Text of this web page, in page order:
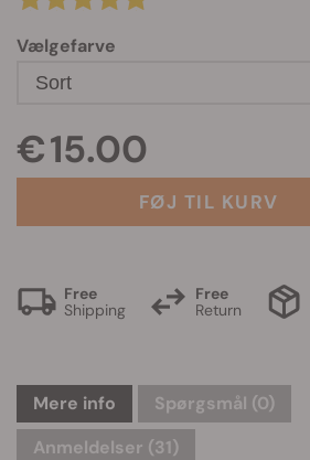
Vælgefarve
€ 15.00
FØJ TIL KURV
Free
Shipping
Free
Return
Mere info Spørgsmål (0)
Anmeldelser (31)